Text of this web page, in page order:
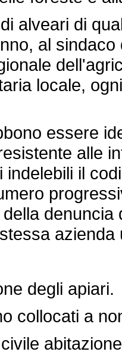
alveari di
al
locale,
essere
alle
indelebili il
degli apiari.
collocati a